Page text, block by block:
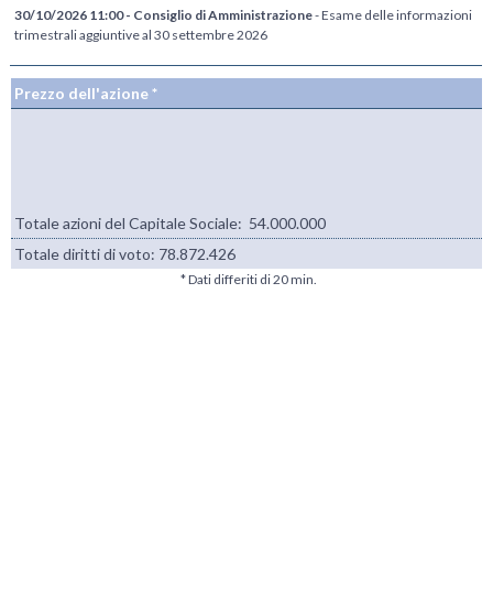
30/10/2026 11:00 - Consiglio di Amministrazione- Esame delle informazioni
trimestrali aggiuntive al 30 settembre 2026
Prezzo dell'azione *
Totale azioni del Capitale Sociale: 54.000.000
Totale diritti di voto: 78.872.426
* Dati differiti di 20 min.